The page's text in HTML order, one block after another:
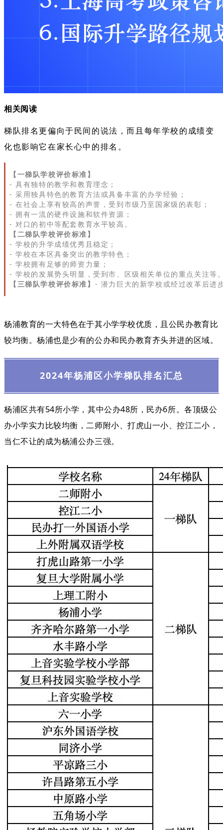
相关阅读
梯队排名更偏向于民间的说法，而且每年学校的成绩变
化也影响它在家长心中的排名。
【一梯队学校评价标准】
- 具有独特的教学和教育理念；
- 采用独具特色的教育方法或具备丰富的办学经验；
- 在社会上享有较高的声誉，受到市级乃至国家级的表彰；
- 拥有一流的硬件设施和软件资源；
- 对口的初中等配套教育水平较高。
【二梯队学校评价标准】
- 学校的升学成绩优秀且稳定；
- 学校在本区具备突出的教学特色；
- 学校拥有足够的师资力量；
- 学校的发展势头明显，受到市、区级相关单位的重点关注等
【三梯队学校评价标准】 - 潜力巨大的新学校或经过改革后进
杨浦教育的一大特色在于其小学学校优质，且公民办教育比
较均衡。杨浦也是少有的公办和民办教育齐头并进的区域。
2024年杨浦区小学梯队排名汇总
杨浦区共有54所小学，其中公办48所，民办6所。各顶级公
办小学实力比较均衡，二师附小、打虎山一小、控江二小，
当仁不让的成为杨浦公办三强。